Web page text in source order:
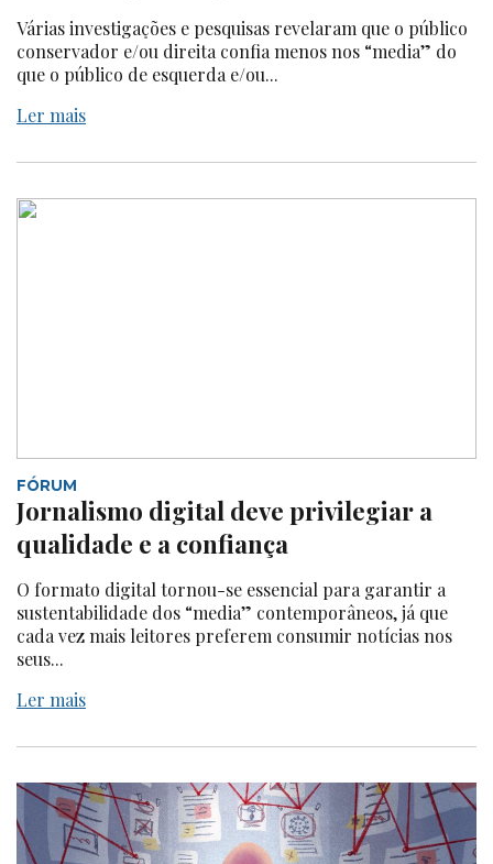
Várias investigações e pesquisas revelaram que o público
conservador e/ou direita confia menos nos “media” do
que o público de esquerda e/ou...
Ler mais
FÓRUM
Jornalismo digital deve privilegiar a
qualidade e a confiança
O formato digital tornou-se essencial para garantir a
sustentabilidade dos “media” contemporâneos, já que
cada vez mais leitores preferem consumir notícias nos
seus...
Ler mais